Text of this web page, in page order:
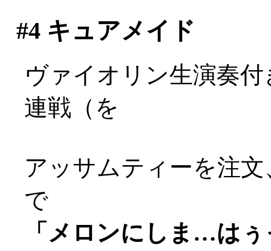
#4キュアメイド
ヴァイオリン生演奏
連戦（を
アッサムティーを注
で
「メロンにしま…はぅ